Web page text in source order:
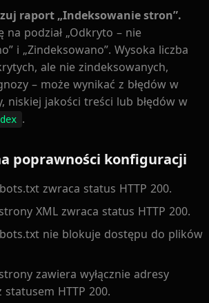
raport „Indeksowanie stron”.
na podział „Odkryto – nie
i „Zindeksowano”. Wysoka liczba
ale nie zindeksowanych,
– może wynikać z błędów w
niskiej jakości treści lub błędów w
.
poprawności konfiguracji
zwraca status HTTP 200.
XML zwraca status HTTP 200.
nie blokuje dostępu do plików
zawiera wyłącznie adresy
statusem HTTP 200.